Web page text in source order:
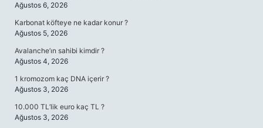
Ağustos 6, 2026
Karbonat köfteye ne kadar konur ?
Ağustos 5, 2026
Avalanche’ın sahibi kimdir ?
Ağustos 4, 2026
1 kromozom kaç DNA içerir ?
Ağustos 3, 2026
10.000 TL’lik euro kaç TL ?
Ağustos 3, 2026